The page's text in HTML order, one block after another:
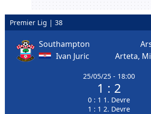
Premier Lig | 38
Southampton
Ivan Juric
25/05/25 - 18:00
1 : 2
0 : 1 1. Devre
1 : 1 2. Devre
Arteta,